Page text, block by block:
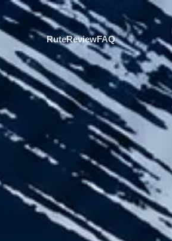
RuteReviewFAQ